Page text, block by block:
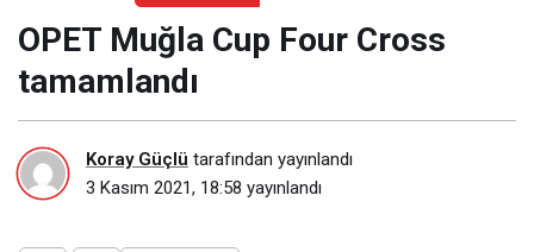
OPET Muğla Cup Four Cross
tamamlandı
Koray Güçlü tarafından yayınlandı
3 Kasım 2021, 18:58 yayınlandı